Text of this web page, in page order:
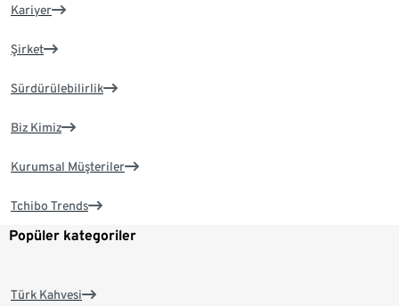
Kariyer
Şirket
Sürdürülebilirlik
Biz Kimiz
Kurumsal Müşteriler
Tchibo Trends
Popüler kategoriler
Türk Kahvesi